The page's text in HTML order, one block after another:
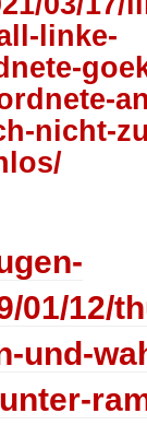
linke-
nicht-
01/12/
und-